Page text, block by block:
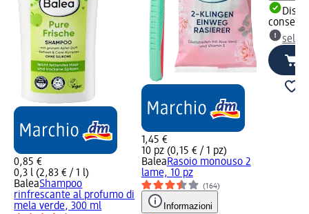
0,85 €
0,3 l (2,83 € / 1 l)
BaleaShampoo
rinfrescante al profumo di
mela verde, 300 ml
1,45 €
10 pz (0,15 € / 1 pz)
BaleaRasoio monouso 2
lame, 10 pz
(164)
Informazioni